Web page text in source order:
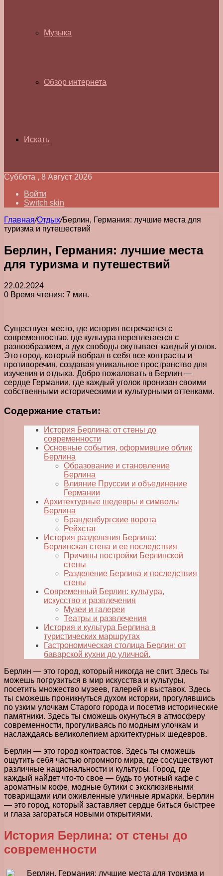
Музыка
Обзор интернета
Искать
Суббота , 8 Август 2026
Войти
Switch skin
Главная/Отдых/Берлин, Германия: лучшие места для
туризма и путешествий
Берлин, Германия: лучшие места
для туризма и путешествий
22.02.2024
0 Время чтения: 7 мин.
Существует место, где история встречается с
современностью, где культура переплетается с
разнообразием, а дух свободы окутывает каждый уголок.
Это город, который вобрал в себя все контрасты и
противоречия, создавая уникальное пространство для
изучения и отдыха. Добро пожаловать в Берлин —
сердце Германии, где каждый уголок пронизан своими
собственными историческими и культурными оттенками.
Содержание статьи:
История Берлина: от стены до
современности
Основные события, оформившие облик
Берлина
Образование и становление
Берлина
Влияние Пруссии и объединение
Германии
Архитектурные шедевры и символы
Берлина
Бранденбургские ворота
Рейхстаг
История разделения Берлина:
Берлинская стена и ее последствия
Причины постройки Берлинской
стены
Разделение Берлина и последствия
стены
Современный Берлин: культура,
искусство и развлечения
Музеи и галереи
Театры и развлечения
История и культура Берлина в
туристических маршрутах
Гастрономическая столица Берлин: от
баварской кухни до уличной.
Берлин — это город, который никогда не спит. Здесь ты
можешь погрузиться в мир искусства и культуры,
посетить множество музеев, галерей и выставок. Здесь
ты сможешь проникнуться духом истории, прогулявшись
по узким улочкам Старого города и посетив исторические
памятники. Здесь ты сможешь окунуться в атмосферу
современности, прогуливаясь по модным улочкам и
наслаждаясь великолепием архитектурных шедевров.
Берлин — это город контрастов. Здесь ты сможешь
ощутить себя частью огромного мира, где сосуществуют
различные национальности и культуры. Город, где
каждый найдет что-то свое — будь то уютный кафе с
ароматным кофе, модные бутики с эксклюзивными
товарищами или оживленные уличные ярмарки. Берлин
— это город, который заставляет сердце биться быстрее
и глаза загораться новыми открытиями.
История Берлина: от стены до
современности